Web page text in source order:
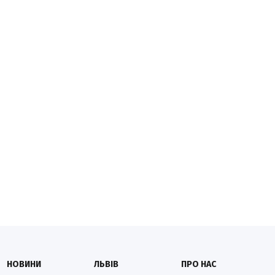
НОВИНИ ЛЬВІВ ПРО НАС